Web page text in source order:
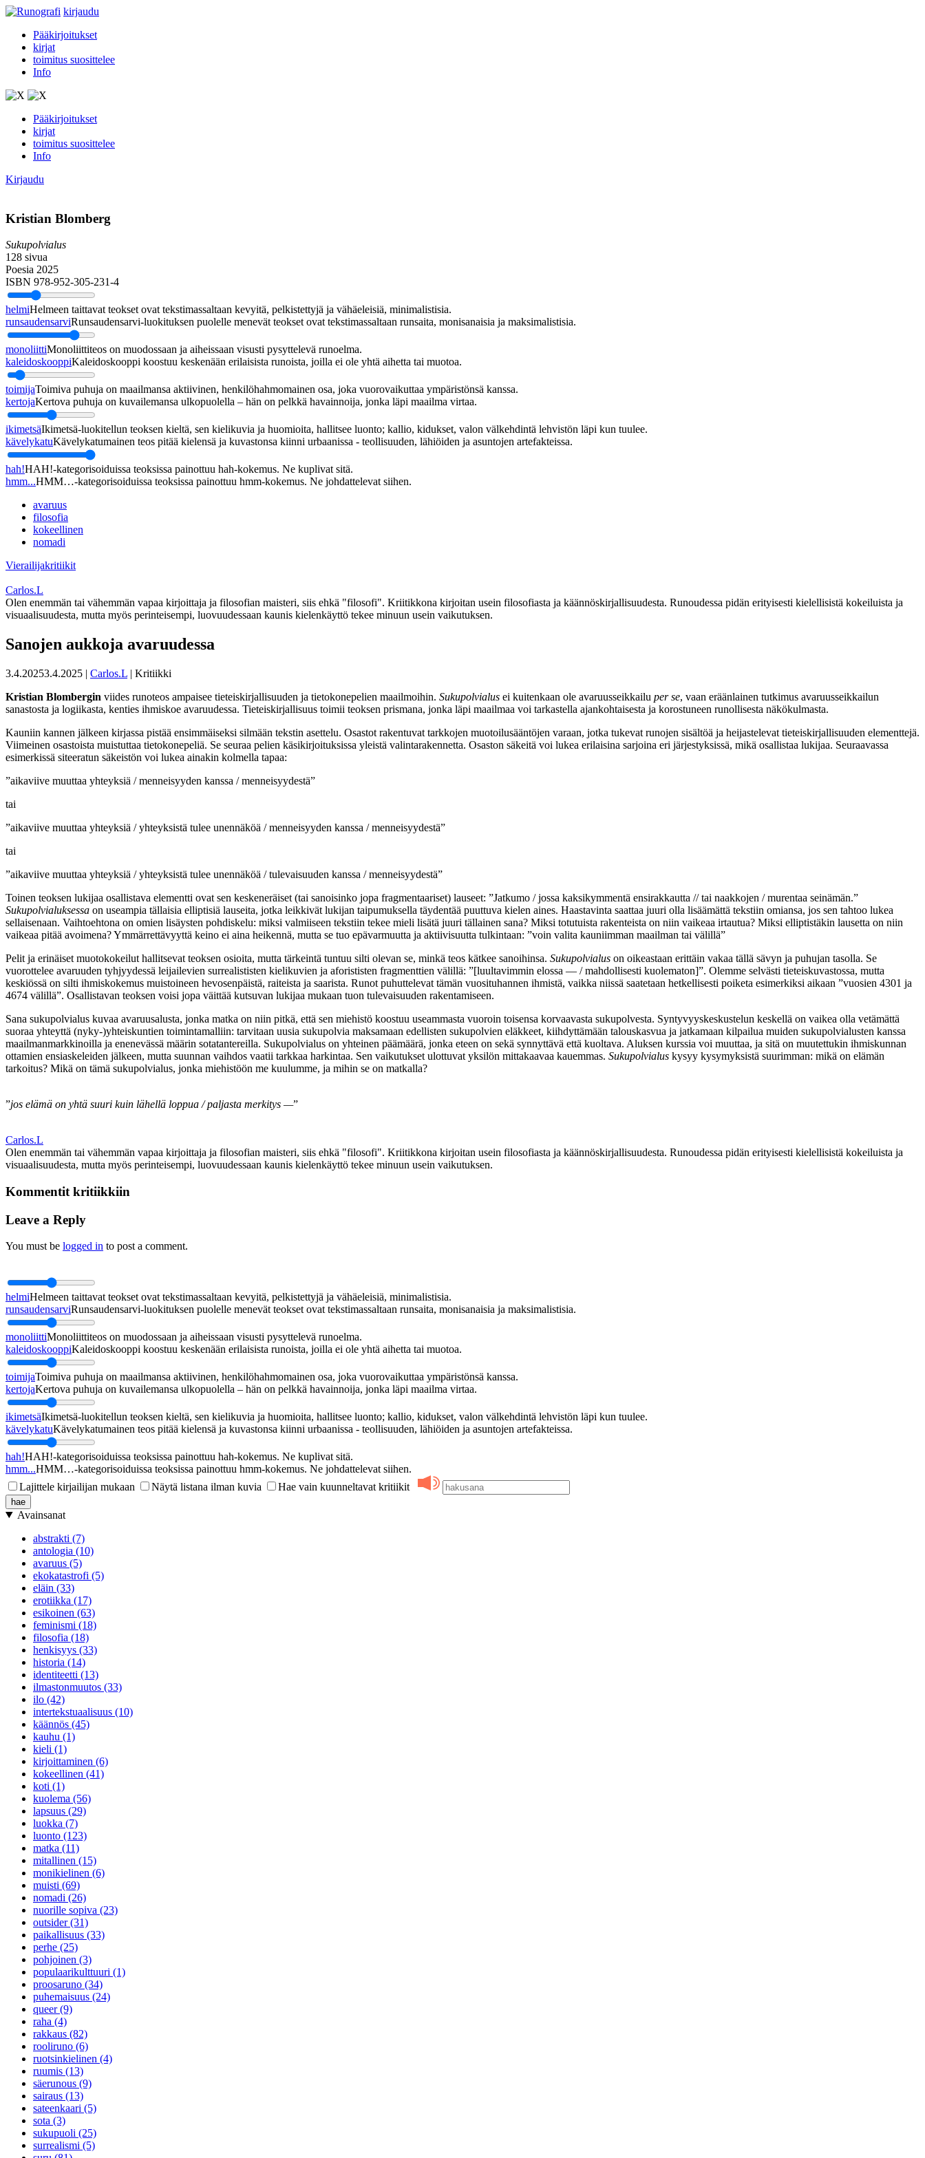
kirjaudu
Pääkirjoitukset
kirjat
toimitus suosittelee
Info
Pääkirjoitukset
kirjat
toimitus suosittelee
Info
Kirjaudu
Kristian Blomberg
Sukupolvialus
128 sivua
Poesia 2025
ISBN 978-952-305-231-4
helmiHelmeen taittavat teokset ovat tekstimassaltaan kevyitä, pelkistettyjä ja vähäeleisiä, minimalistisia.
runsaudensarviRunsaudensarvi-luokituksen puolelle menevät teokset ovat tekstimassaltaan runsaita, monisanaisia ja maksimalistisia.
monoliittiMonoliittiteos on muodossaan ja aiheissaan visusti pysyttelevä runoelma.
kaleidoskooppiKaleidoskooppi koostuu keskenään erilaisista runoista, joilla ei ole yhtä aihetta tai muotoa.
toimijaToimiva puhuja on maailmansa aktiivinen, henkilöhahmomainen osa, joka vuorovaikuttaa ympäristönsä kanssa.
kertojaKertova puhuja on kuvailemansa ulkopuolella – hän on pelkkä havainnoija, jonka läpi maailma virtaa.
ikimetsäIkimetsä-luokitellun teoksen kieltä, sen kielikuvia ja huomioita, hallitsee luonto; kallio, kidukset, valon välkehdintä lehvistön läpi kun tuulee.
kävelykatuKävelykatumainen teos pitää kielensä ja kuvastonsa kiinni urbaanissa - teollisuuden, lähiöiden ja asuntojen artefakteissa.
hah!HAH!-kategorisoiduissa teoksissa painottuu hah-kokemus. Ne kuplivat sitä.
hmm...HMM…-kategorisoiduissa teoksissa painottuu hmm-kokemus. Ne johdattelevat siihen.
avaruus
filosofia
kokeellinen
nomadi
Vierailijakritiikit
Carlos.L
Olen enemmän tai vähemmän vapaa kirjoittaja ja filosofian maisteri, siis ehkä "filosofi". Kriitikkona kirjoitan usein filosofiasta ja käännöskirjallisuudesta. Runoudessa pidän erityisesti kielellisistä kokeiluista ja
visuaalisuudesta, mutta myös perinteisempi, luovuudessaan kaunis kielenkäyttö tekee minuun usein vaikutuksen.
Sanojen aukkoja avaruudessa
3.4.20253.4.2025 | Carlos.L | Kritiikki
Kristian Blombergin viides runoteos ampaisee tieteiskirjallisuuden ja tietokonepelien maailmoihin. Sukupolvialus ei kuitenkaan ole avaruusseikkailu per se, vaan eräänlainen tutkimus avaruusseikkailun
sanastosta ja logiikasta, kenties ihmiskoe avaruudessa. Tieteiskirjallisuus toimii teoksen prismana, jonka läpi maailmaa voi tarkastella ajankohtaisesta ja korostuneen runollisesta näkökulmasta.
Kauniin kannen jälkeen kirjassa pistää ensimmäiseksi silmään tekstin asettelu. Osastot rakentuvat tarkkojen muotoilusääntöjen varaan, jotka tukevat runojen sisältöä ja heijastelevat tieteiskirjallisuuden elementtejä.
Viimeinen osastoista muistuttaa tietokonepeliä. Se seuraa pelien käsikirjoituksissa yleistä valintarakennetta. Osaston säkeitä voi lukea erilaisina sarjoina eri järjestyksissä, mikä osallistaa lukijaa. Seuraavassa
esimerkissä siteeratun säkeistön voi lukea ainakin kolmella tapaa:
”aikaviive muuttaa yhteyksiä / menneisyyden kanssa / menneisyydestä”
tai
”aikaviive muuttaa yhteyksiä / yhteyksistä tulee unennäköä / menneisyyden kanssa / menneisyydestä”
tai
”aikaviive muuttaa yhteyksiä / yhteyksistä tulee unennäköä / tulevaisuuden kanssa / menneisyydestä”
Toinen teoksen lukijaa osallistava elementti ovat sen keskeneräiset (tai sanoisinko jopa fragmentaariset) lauseet: ”Jatkumo / jossa kaksikymmentä ensirakkautta // tai naakkojen / murentaa seinämän.”
Sukupolvialuksessa on useampia tällaisia elliptisiä lauseita, jotka leikkivät lukijan taipumuksella täydentää puuttuva kielen aines. Haastavinta saattaa juuri olla lisäämättä tekstiin omiansa, jos sen tahtoo lukea
sellaisenaan. Vaihtoehtona on omien lisäysten pohdiskelu: miksi valmiiseen tekstiin tekee mieli lisätä juuri tällainen sana? Miksi totutuista rakenteista on niin vaikeaa irtautua? Miksi elliptistäkin lausetta on niin
vaikeaa pitää avoimena? Ymmärrettävyyttä keino ei aina heikennä, mutta se tuo epävarmuutta ja aktiivisuutta tulkintaan: ”voin valita kauniimman maailman tai välillä”
Pelit ja erinäiset muotokokeilut hallitsevat teoksen osioita, mutta tärkeintä tuntuu silti olevan se, minkä teos kätkee sanoihinsa. Sukupolvialus on oikeastaan erittäin vakaa tällä sävyn ja puhujan tasolla. Se
vuorottelee avaruuden tyhjyydessä leijailevien surrealististen kielikuvien ja aforististen fragmenttien välillä: ”[luultavimmin elossa — / mahdollisesti kuolematon]”. Olemme selvästi tieteiskuvastossa, mutta
keskiössä on silti ihmiskokemus muistoineen hevosenpäistä, raiteista ja saarista. Runot puhuttelevat tämän vuosituhannen ihmistä, vaikka niissä saatetaan hetkellisesti poiketa esimerkiksi aikaan ”vuosien 4301 ja
4674 välillä”. Osallistavan teoksen voisi jopa väittää kutsuvan lukijaa mukaan tuon tulevaisuuden rakentamiseen.
Sana sukupolvialus kuvaa avaruusalusta, jonka matka on niin pitkä, että sen miehistö koostuu useammasta vuoroin toisensa korvaavasta sukupolvesta. Syntyvyyskeskustelun keskellä on vaikea olla vetämättä
suoraa yhteyttä (nyky-)yhteiskuntien toimintamalliin: tarvitaan uusia sukupolvia maksamaan edellisten sukupolvien eläkkeet, kiihdyttämään talouskasvua ja jatkamaan kilpailua muiden sukupolvialusten kanssa
maailmanmarkkinoilla ja enenevässä määrin sotatantereilla. Sukupolvialus on yhteinen päämäärä, jonka eteen on sekä synnyttävä että kuoltava. Aluksen kurssia voi muuttaa, ja sitä on muutettukin ihmiskunnan
ottamien ensiaskeleiden jälkeen, mutta suunnan vaihdos vaatii tarkkaa harkintaa. Sen vaikutukset ulottuvat yksilön mittakaavaa kauemmas. Sukupolvialus kysyy kysymyksistä suurimman: mikä on elämän
tarkoitus? Mikä on tämä sukupolvialus, jonka miehistöön me kuulumme, ja mihin se on matkalla?
”jos elämä on yhtä suuri kuin lähellä loppua / paljasta merkitys —”
Carlos.L
Olen enemmän tai vähemmän vapaa kirjoittaja ja filosofian maisteri, siis ehkä "filosofi". Kriitikkona kirjoitan usein filosofiasta ja käännöskirjallisuudesta. Runoudessa pidän erityisesti kielellisistä kokeiluista ja
visuaalisuudesta, mutta myös perinteisempi, luovuudessaan kaunis kielenkäyttö tekee minuun usein vaikutuksen.
Kommentit kritiikkiin
Leave a Reply
You must be logged in to post a comment.
helmiHelmeen taittavat teokset ovat tekstimassaltaan kevyitä, pelkistettyjä ja vähäeleisiä, minimalistisia.
runsaudensarviRunsaudensarvi-luokituksen puolelle menevät teokset ovat tekstimassaltaan runsaita, monisanaisia ja maksimalistisia.
monoliittiMonoliittiteos on muodossaan ja aiheissaan visusti pysyttelevä runoelma.
kaleidoskooppiKaleidoskooppi koostuu keskenään erilaisista runoista, joilla ei ole yhtä aihetta tai muotoa.
toimijaToimiva puhuja on maailmansa aktiivinen, henkilöhahmomainen osa, joka vuorovaikuttaa ympäristönsä kanssa.
kertojaKertova puhuja on kuvailemansa ulkopuolella – hän on pelkkä havainnoija, jonka läpi maailma virtaa.
ikimetsäIkimetsä-luokitellun teoksen kieltä, sen kielikuvia ja huomioita, hallitsee luonto; kallio, kidukset, valon välkehdintä lehvistön läpi kun tuulee.
kävelykatuKävelykatumainen teos pitää kielensä ja kuvastonsa kiinni urbaanissa - teollisuuden, lähiöiden ja asuntojen artefakteissa.
hah!HAH!-kategorisoiduissa teoksissa painottuu hah-kokemus. Ne kuplivat sitä.
hmm...HMM…-kategorisoiduissa teoksissa painottuu hmm-kokemus. Ne johdattelevat siihen.
Lajittele kirjailijan mukaan
Näytä listana ilman kuvia Hae vain kuunneltavat kritiikit
Avainsanat
abstrakti (7)
antologia (10)
avaruus (5)
ekokatastrofi (5)
eläin (33)
erotiikka (17)
esikoinen (63)
feminismi (18)
filosofia (18)
henkisyys (33)
historia (14)
identiteetti (13)
ilmastonmuutos (33)
ilo (42)
intertekstuaalisuus (10)
käännös (45)
kauhu (1)
kieli (1)
kirjoittaminen (6)
kokeellinen (41)
koti (1)
kuolema (56)
lapsuus (29)
luokka (7)
luonto (123)
matka (11)
mitallinen (15)
monikielinen (6)
muisti (69)
nomadi (26)
nuorille sopiva (23)
outsider (31)
paikallisuus (33)
perhe (25)
pohjoinen (3)
populaarikulttuuri (1)
proosaruno (34)
puhemaisuus (24)
queer (9)
raha (4)
rakkaus (82)
rooliruno (6)
ruotsinkielinen (4)
ruumis (13)
säerunous (9)
sairaus (13)
sateenkaari (5)
sota (3)
sukupuoli (25)
surrealismi (5)